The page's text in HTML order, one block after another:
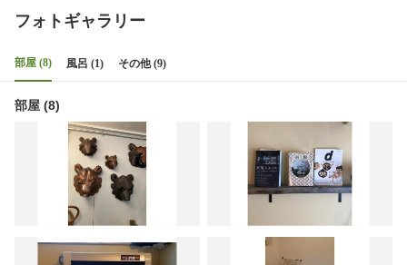
フォトギャラリー
部屋 (8) 風呂 (1) その他 (9)
部屋 (8)